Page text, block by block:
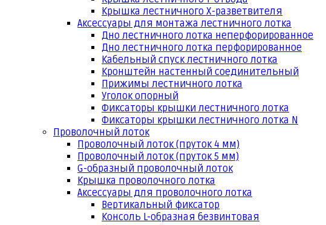
Крышка лестничного Х-разветвителя
Аксессуары для монтажа лестничного лотка
Дно лестничного лотка неперфорированное
Дно лестничного лотка перфорированное
Кабельный спуск лестничного лотка
Кронштейн настенный соединительный
Прижимы лестничного лотка
Уголок опорный
Фиксаторы крышки лестничного лотка
Фиксаторы крышки лестничного лотка N
Проволочный лоток
Проволочный лоток (пруток 4 мм)
Проволочный лоток (пруток 5 мм)
G-образный проволочный лоток
Крышка проволочного лотка
Аксессуары для проволочного лотка
Вертикальный фиксатор
Консоль L-образная безвинтовая